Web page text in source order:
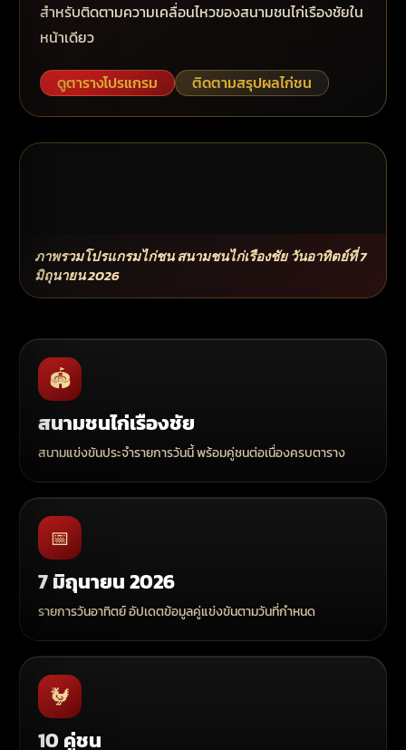
สำหรับติดตามความเคลื่อนไหวของสนามชนไก่เรืองชัยใน
หน้าเดียว
ดูตารางโปรแกรม ติดตามสรุปผลไก่ชน
ภาพรวมโปรแกรมไก่ชน สนามชนไก่เรืองชัย วันอาทิตย์ที่ 7
มิถุนายน 2026
🏟️
สนามชนไก่เรืองชัย
สนามแข่งขันประจำรายการวันนี้ พร้อมคู่ชนต่อเนื่องครบตาราง
📅
7 มิถุนายน 2026
รายการวันอาทิตย์ อัปเดตข้อมูลคู่แข่งขันตามวันที่กำหนด
🐓
10 คู่ชน